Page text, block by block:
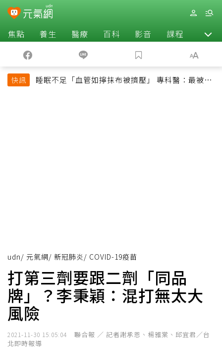
焦點 養生 醫療 百科 影音 課程 退休
快訊
睡眠不足「血管如擰抹布被擠壓」 專科醫：最被忽
udn/ 元氣網/ 新冠肺炎 / COVID-19疫苗
打第三劑要跟二劑「同品
牌」？李秉穎：混打無太大
風險
2021-11-30 15:05:04
聯合報 ／ 記者謝承恩、楊雅棠、邱宜君／台
北即時報導